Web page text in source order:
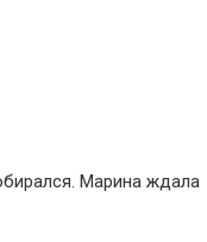
Марина ждала